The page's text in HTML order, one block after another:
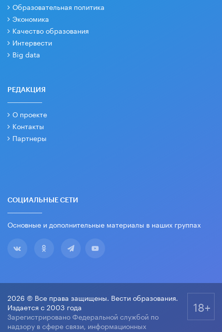
Образовательная политика
Экономика
Качество образования
Интервести
Big data
РЕДАКЦИЯ
О проекте
Контакты
Партнеры
СОЦИАЛЬНЫЕ СЕТИ
Основные и дополнительные материалы в наших группах
2026 © Все права защищены. Вести образования.
Издается с 2003 года
Зарегистрировано Федеральной службой по
надзору в сфере связи, информационных
18+